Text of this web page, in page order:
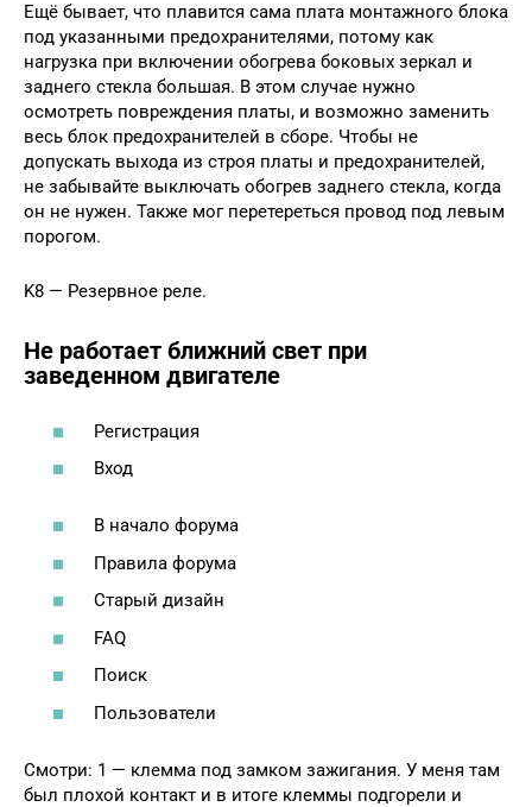
Ещё бывает, что плавится сама плата монтажного блока
под указанными предохранителями, потому как
нагрузка при включении обогрева боковых зеркал и
заднего стекла большая. В этом случае нужно
осмотреть повреждения платы, и возможно заменить
весь блок предохранителей в сборе. Чтобы не
допускать выхода из строя платы и предохранителей,
не забывайте выключать обогрев заднего стекла, когда
он не нужен. Также мог перетереться провод под левым
порогом.
K8 — Резервное реле.
Не работает ближний свет при
заведенном двигателе
Регистрация
Вход
В начало форума
Правила форума
Старый дизайн
FAQ
Поиск
Пользователи
Смотри: 1 — клемма под замком зажигания. У меня там
был плохой контакт и в итоге клеммы подгорели и